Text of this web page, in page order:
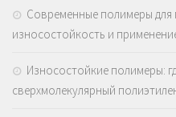
Современные полимеры
износостойкость и
Износостойкие полимеры:
сверхмолекулярный